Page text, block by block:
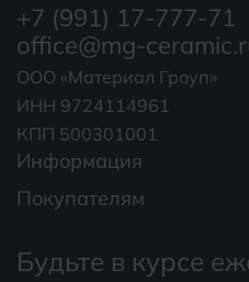
Информация
Покупателям
+7 (991) 17-777-71
office@mg-
ООО «Материал Гроуп»
ИНН 9724114961
КПП 500301001
Будьте в курсе